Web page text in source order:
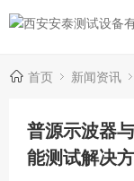
首页 新闻资讯
普源示波器
能测试解决